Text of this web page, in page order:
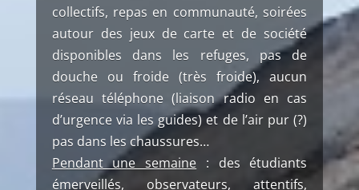
collectifs, repas en communauté, soirées
autour des jeux de carte et de société
disponibles dans les refuges, pas de
douche ou froide (très froide), aucun
réseau téléphone (liaison radio en cas
d’urgence via les guides) et de l’air pur (?)
pas dans les chaussures…
Pendant une semaine : des étudiants
émerveillés, observateurs, attentifs,